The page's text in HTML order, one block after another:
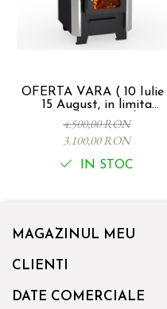
OFERTA VARA ( 10 Iulie
15 August, in limita
stocului) !!! - Soba
canadiana VERTICAL -
SEMINEU CU PLITA, 6kw,
4.500,00 RON
3.100,00 RON
IN STOC
MAGAZINUL MEU
CLIENTI
DATE COMERCIALE